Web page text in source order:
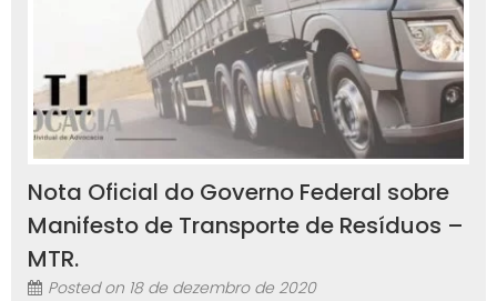
Nota Oficial do Governo Federal sobre
Manifesto de Transporte de Resíduos –
MTR.
Posted on 18 de dezembro de 2020